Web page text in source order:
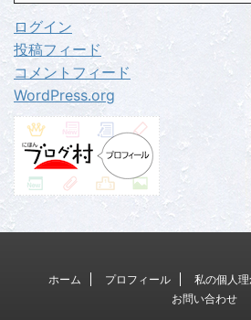
ログイン
投稿フィード
コメントフィード
WordPress.org
ホーム プロフィール 私の個人理
お問い合わせ